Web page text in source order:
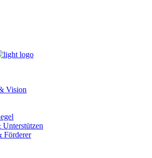
Vision
Förderer